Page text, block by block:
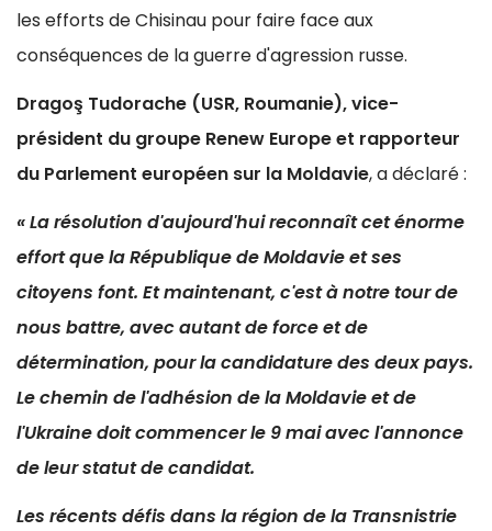
les efforts de Chisinau pour faire face aux
conséquences de la guerre d'agression russe.
Dragoş Tudorache (USR, Roumanie), vice-
président du groupe Renew Europe et rapporteur
du Parlement européen sur la Moldavie, a déclaré :
« La résolution d'aujourd'hui reconnaît cet énorme
effort que la République de Moldavie et ses
citoyens font. Et maintenant, c'est à notre tour de
nous battre, avec autant de force et de
détermination, pour la candidature des deux pays.
Le chemin de l'adhésion de la Moldavie et de
l'Ukraine doit commencer le 9 mai avec l'annonce
de leur statut de candidat.
Les récents défis dans la région de la Transnistrie